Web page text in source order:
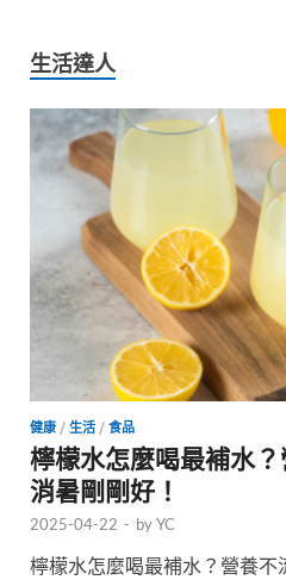
生活達人
健康 / 生活 / 食品
檸檬水怎麼喝最補水
消暑剛剛好！
2025-04-22 - byYC
檸檬水怎麼喝最補水？營養不